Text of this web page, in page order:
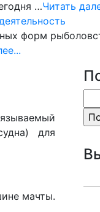
…Читать
форм
для
мачты.